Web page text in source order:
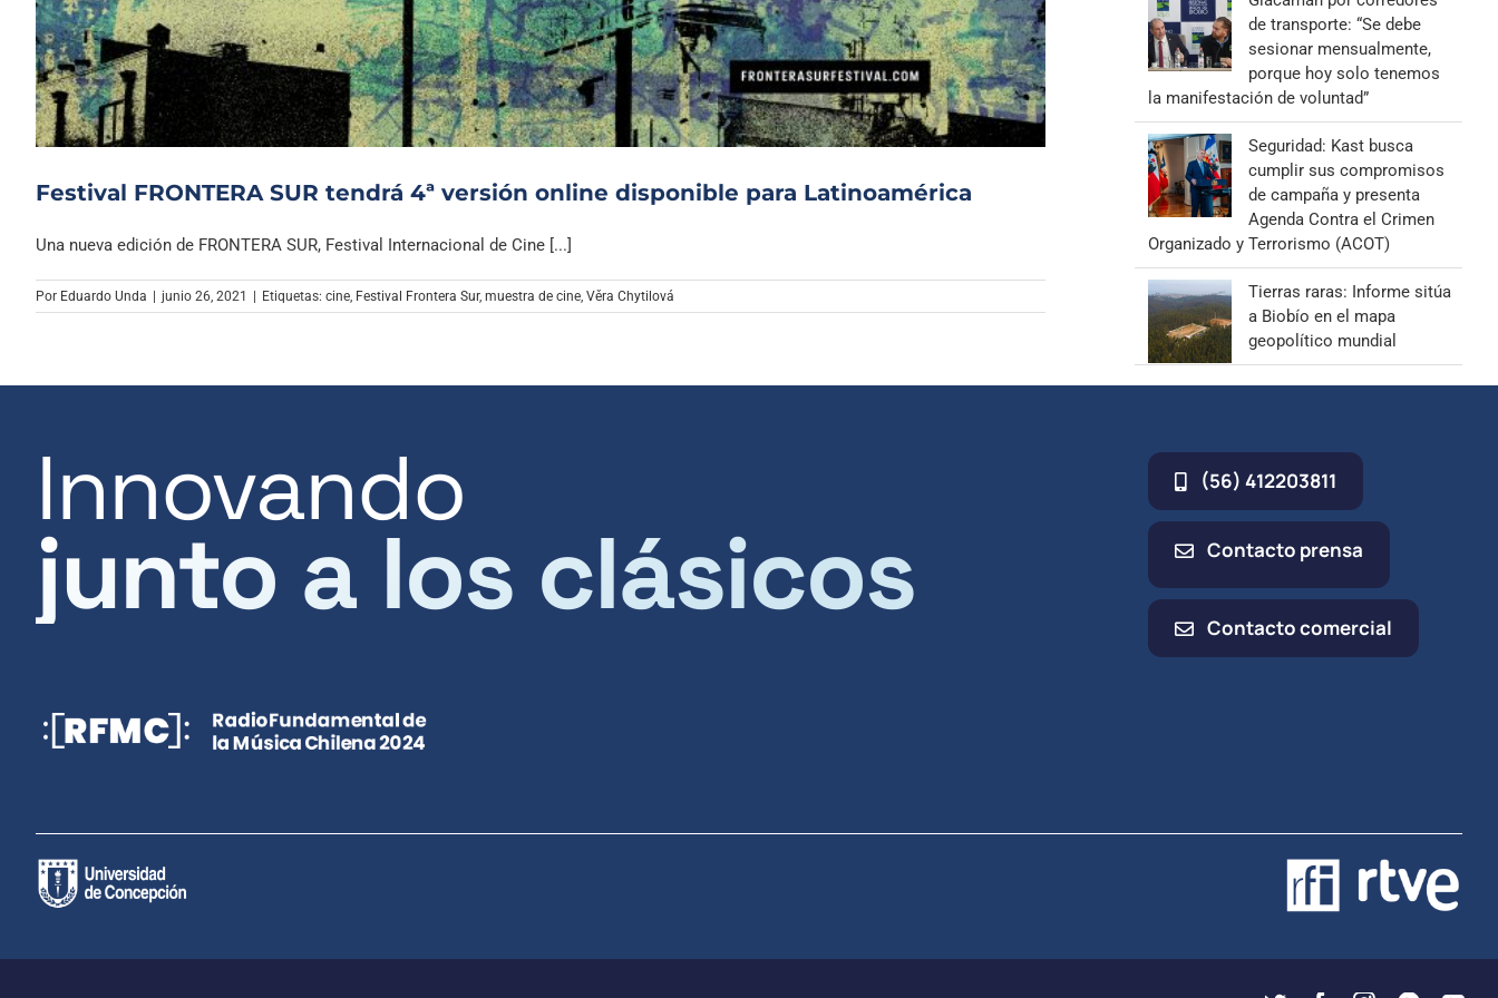
Archivo Sonoro
Festival FRONTERA SUR tendrá 4ª versión online disponible para Latinoamérica
Una nueva edición de FRONTERA SUR, Festival Internacional de Cine [...]
Por Eduardo Unda junio 26, 2021 Etiquetas: cine, Festival Frontera Sur, muestra de cine, Věra Chytilová
de transporte: “Se debe
sesionar mensualmente,
porque hoy solo tenemos
la manifestación de voluntad”
Seguridad: Kast busca
cumplir sus compromisos
de campaña y presenta
Agenda Contra el Crimen
Organizado y Terrorismo (ACOT)
Tierras raras: Informe sitúa
a Biobío en el mapa
geopolítico mundial
Innovando
junto a los clásicos
(56) 412203811
Contacto prensa
Contacto comercial